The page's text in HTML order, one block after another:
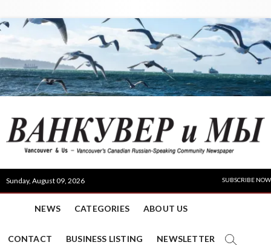
Skip
Sunday, August 09, 2026 SUBSCRIBE NOW
NEWS CATEGORIES ABOUT US
CONTACT BUSINESS LISTING NEWSLETTER